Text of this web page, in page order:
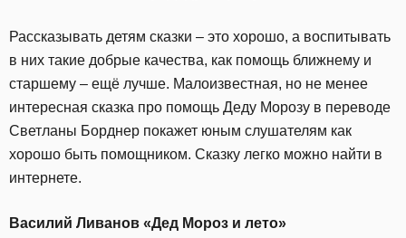
Рассказывать детям сказки – это хорошо, а воспитывать
в них такие добрые качества, как помощь ближнему и
старшему – ещё лучше. Малоизвестная, но не менее
интересная сказка про помощь Деду Морозу в переводе
Светланы Борднер покажет юным слушателям как
хорошо быть помощником. Сказку легко можно найти в
интернете.
Василий Ливанов «Дед Мороз и лето»